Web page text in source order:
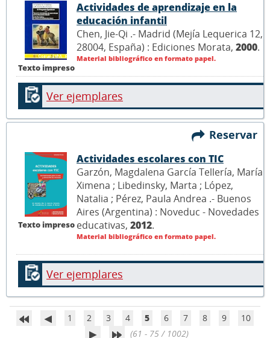
Texto impreso
Actividades de aprendizaje en la
educación infantil
Chen, Jie-Qi .- Madrid (Mejía Lequerica 12,
28004, España) : Ediciones Morata, 2000.
Material bibliográfico en formato papel.
Ver ejemplares
Reservar
Texto impreso
Actividades escolares con TIC
Garzón, Magdalena García Tellería, María
Ximena ; Libedinsky, Marta ; López,
Natalia ; Pérez, Paula Andrea .- Buenos
Aires (Argentina) : Noveduc - Novedades
educativas, 2012.
Material bibliográfico en formato papel.
Ver ejemplares
1 2 3 4 5 6 7 8 9
10
(61 - 75 / 1002)